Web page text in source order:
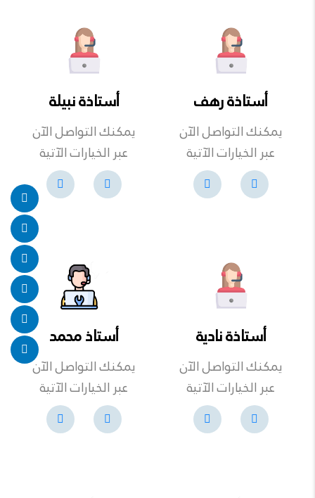
أستاذة رهف
يمكنك التواصل الآن
عبر الخيارات الآتية
أستاذة نبيلة
يمكنك التواصل الآن
عبر الخيارات الآتية
أستاذة نادية
يمكنك التواصل الآن
عبر الخيارات الآتية
أستاذ محمد
يمكنك التواصل الآن
عبر الخيارات الآتية